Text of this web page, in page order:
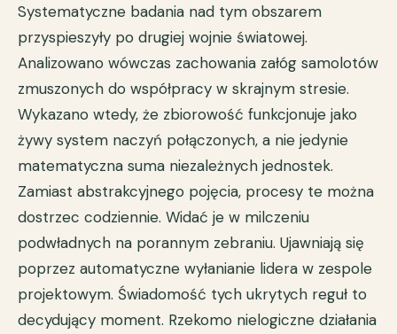
Systematyczne badania nad tym obszarem
przyspieszyły po drugiej wojnie światowej.
Analizowano wówczas zachowania załóg samolotów
zmuszonych do współpracy w skrajnym stresie.
Wykazano wtedy, że zbiorowość funkcjonuje jako
żywy system naczyń połączonych, a nie jedynie
matematyczna suma niezależnych jednostek.
Zamiast abstrakcyjnego pojęcia, procesy te można
dostrzec codziennie. Widać je w milczeniu
podwładnych na porannym zebraniu. Ujawniają się
poprzez automatyczne wyłanianie lidera w zespole
projektowym. Świadomość tych ukrytych reguł to
decydujący moment. Rzekomo nielogiczne działania